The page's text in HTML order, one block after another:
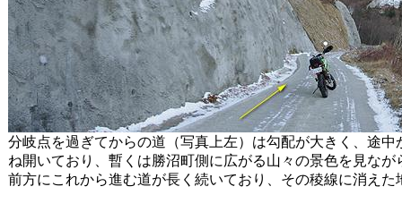
分岐点を過ぎてからの道（写真上左）は勾配が大きく、途
ね開いており、暫くは勝沼町側に広がる山々の景色を見な
前方にこれから進む道が長く続いており、その稜線に消え